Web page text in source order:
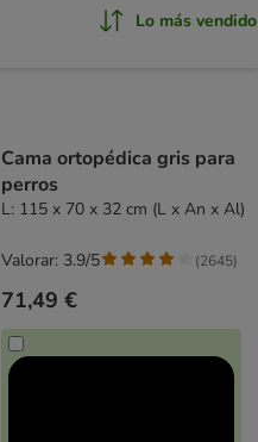
Lo más vendido
Cama ortopédica gris para
perros
L: 115 x 70 x 32 cm (L x An x Al)
71,49 €
Valorar: 3.9/5 (2645)